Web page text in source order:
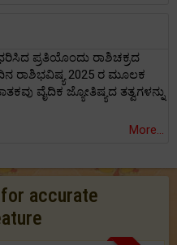
ಪ್ರತಿಯೊಂದು ರಾಶಿಚಕ್ರದ
ರಾಶಿಭವಿಷ್ಯ 2025 ರ ಮೂಲಕ
ವೈದಿಕ ಜ್ಯೋತಿಷ್ಯದ ತತ್ವಗಳನ್ನು
More...
accurate